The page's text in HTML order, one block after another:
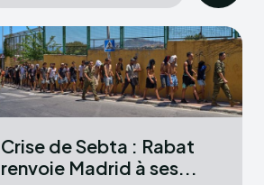
Crise de Sebta : Rabat
renvoie Madrid à ses...